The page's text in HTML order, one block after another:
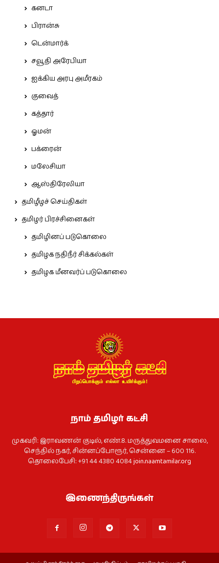
கனடா
பிரான்சு
டென்மார்க்
சவூதி அரேபியா
ஐக்கிய அரபு அமீரகம்
குவைத்
கத்தார்
ஓமன்
பக்ரைன்
மலேசியா
ஆஸ்திரேலியா
தமிழீழச் செய்திகள்
தமிழர் பிரச்சினைகள்
தமிழினப் படுகொலை
தமிழக நதிநீர் சிக்கல்கள்
தமிழக மீனவர்ப் படுகொலை
நாம் தமிழர் கட்சி
முகவரி: இராவணன் குடில், எண்.8. மருத்துவமனை சாலை,
செந்தில் நகர், சின்னப்போரூர், சென்னை – 600 116.
தொலைபேசி: +91 44 4380 4084join.naamtamilar.org
இணைந்திருங்கள்